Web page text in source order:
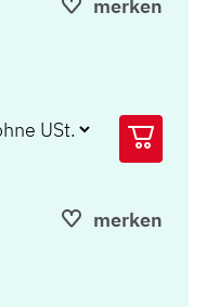
merken
merken